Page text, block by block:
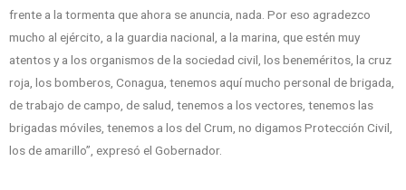
frente a la tormenta que ahora se anuncia, nada. Por eso agradezco
mucho al ejército, a la guardia nacional, a la marina, que estén muy
atentos y a los organismos de la sociedad civil, los beneméritos, la cruz
roja, los bomberos, Conagua, tenemos aquí mucho personal de brigada,
de trabajo de campo, de salud, tenemos a los vectores, tenemos las
brigadas móviles, tenemos a los del Crum, no digamos Protección Civil,
los de amarillo”, expresó el Gobernador.